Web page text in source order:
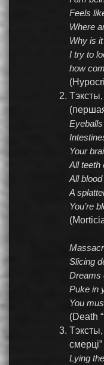
Feels
Where
Why is
I try to
how
Your
All teeth
All
A
You’re
Slicing
Dreams
Puke in
You
(Death
смерці”
Lying